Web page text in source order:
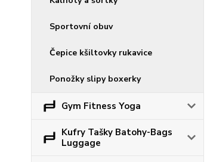
Sportovní obuv
Čepice kšiltovky rukavice
Ponožky slipy boxerky
Gym Fitness Yoga
Kufry Tašky Batohy-Bags
Luggage